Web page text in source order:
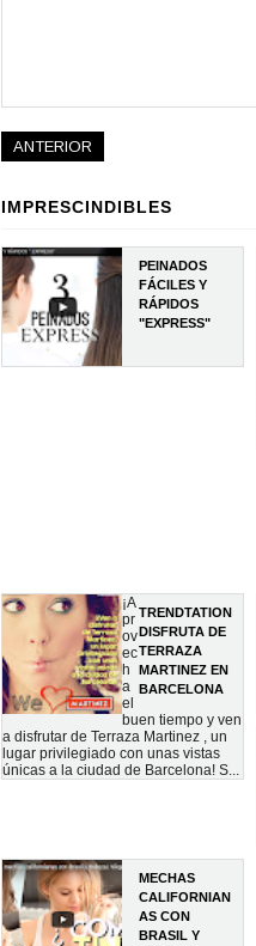
ANTERIOR
IMPRESCINDIBLES
PEINADOS
FÁCILES Y
RÁPIDOS
"EXPRESS"
TRENDTATION
DISFRUTA DE
TERRAZA
MARTINEZ EN
BARCELONA
¡A
pr
ov
ec
h
a
el
buen tiempo y ven
a disfrutar de Terraza Martinez , un
lugar privilegiado con unas vistas
únicas a la ciudad de Barcelona! S...
MECHAS
CALIFORNIAN
AS CON
BRASIL Y